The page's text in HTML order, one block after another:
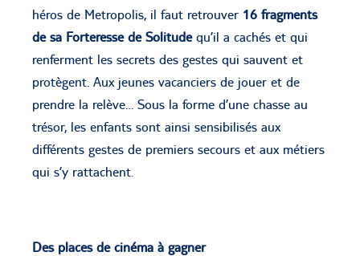
héros de Metropolis, il faut retrouver 16 fragments
de sa Forteresse de Solitudequ’il a cachés et qui
renferment les secrets des gestes qui sauvent et
protègent. Aux jeunes vacanciers de jouer et de
prendre la relève… Sous la forme d’une chasse au
trésor, les enfants sont ainsi sensibilisés aux
différents gestes de premiers secours et aux métiers
qui s’y rattachent.
Des places de cinéma à gagner